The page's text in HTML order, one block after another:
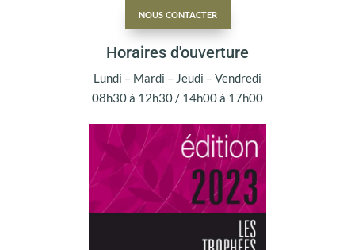
nous contacter
Horaires d'ouverture
Lundi – Mardi – Jeudi – Vendredi
08h30 à 12h30 / 14h00 à 17h00